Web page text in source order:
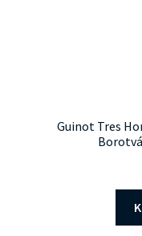
Guinot Tres